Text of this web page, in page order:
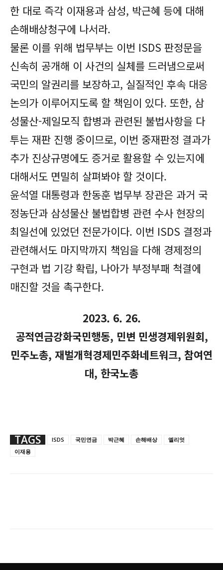
한 대로 즉각 이재용과 삼성, 박근혜 등에 대해
손해배상청구에 나서라.
물론 이를 위해 법무부는 이번 ISDS 판정문을
신속히 공개해 이 사건의 실체를 드러냄으로써
국민의 알권리를 보장하고, 실질적인 후속 대응
논의가 이루어지도록 할 책임이 있다. 또한, 삼
성물산-제일모직 합병과 관련된 불법사항을 다
투는 재판 진행 중이므로, 이번 중재판정 결과가
추가 진상규명에도 증거로 활용할 수 있는지에
대해서도 면밀히 살펴봐야 할 것이다.
윤석열 대통령과 한동훈 법무부 장관은 과거 국
정농단과 삼성물산 불법합병 관련 수사 현장의
최일선에 있었던 전문가이다. 이번 ISDS 결정과
관련해서도 마지막까지 책임을 다해 경제정의
구현과 법 기강 확립, 나아가 부정부패 척결에
매진할 것을 촉구한다.
2023. 6. 26.
공적연금강화국민행동, 민변 민생경제위원회,
민주노총, 재벌개혁경제민주화네트워크, 참여연
대, 한국노총
TAGS ISDS 국민연금 박근혜 손해배상
엘리엇
이재용